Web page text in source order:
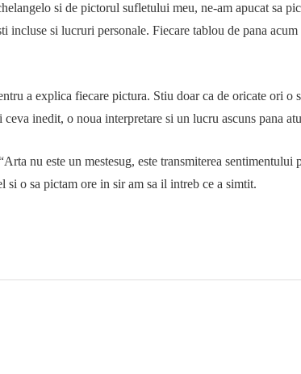
si de pictorul sufletului meu, ne-am apucat sa
incluse si lucruri personale. Fiecare tablou de pana acum
a explica fiecare pictura. Stiu doar ca de oricate ori o
inedit, o noua interpretare si un lucru ascuns pana
nu este un mestesug, este transmiterea sentimentului
si o sa pictam ore in sir am sa il intreb ce a simtit.